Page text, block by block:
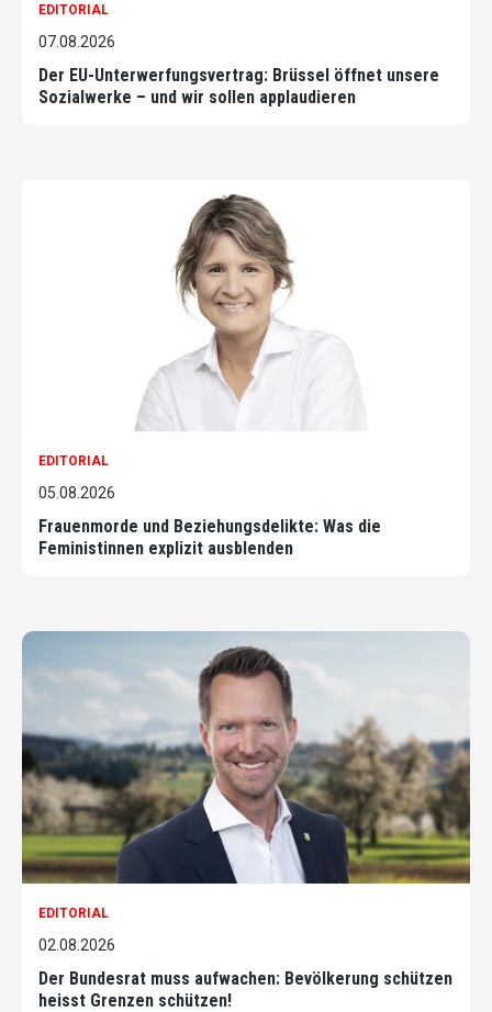
EDITORIAL
07.08.2026
Der EU-Unterwerfungsvertrag: Brüssel öffnet unsere
Sozialwerke – und wir sollen applaudieren
EDITORIAL
05.08.2026
Frauenmorde und Beziehungsdelikte: Was die
Feministinnen explizit ausblenden
EDITORIAL
02.08.2026
Der Bundesrat muss aufwachen: Bevölkerung schützen
heisst Grenzen schützen!